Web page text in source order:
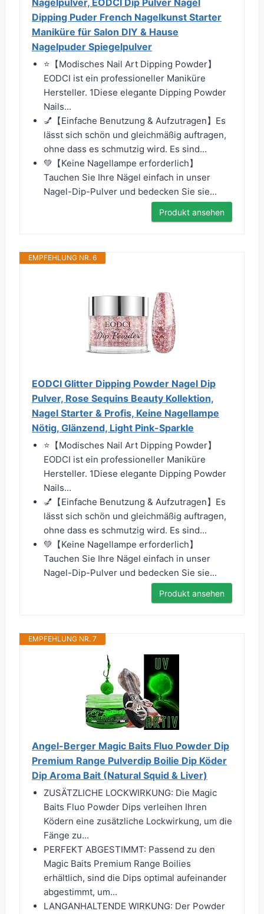
Nagelpulver, EODCI Dip Pulver Nagel
Dipping Puder French Nagelkunst Starter
Maniküre für Salon DIY & Hause
Nagelpuder Spiegelpulver
⭐【Modisches Nail Art Dipping Powder】
EODCI ist ein professioneller Maniküre
Hersteller. 1Diese elegante Dipping Powder
Nails...
💅【Einfache Benutzung & Aufzutragen】Es
lässt sich schön und gleichmäßig auftragen,
ohne dass es schmutzig wird. Es sind...
💚【Keine Nagellampe erforderlich】
Tauchen Sie Ihre Nägel einfach in unser
Nagel-Dip-Pulver und bedecken Sie sie...
Produkt ansehen
EMPFEHLUNG NR. 6
EODCI Glitter Dipping Powder Nagel Dip
Pulver, Rose Sequins Beauty Kollektion,
Nagel Starter & Profis, Keine Nagellampe
Nötig, Glänzend, Light Pink-Sparkle
⭐【Modisches Nail Art Dipping Powder】
EODCI ist ein professioneller Maniküre
Hersteller. 1Diese elegante Dipping Powder
Nails...
💅【Einfache Benutzung & Aufzutragen】Es
lässt sich schön und gleichmäßig auftragen,
ohne dass es schmutzig wird. Es sind...
💚【Keine Nagellampe erforderlich】
Tauchen Sie Ihre Nägel einfach in unser
Nagel-Dip-Pulver und bedecken Sie sie...
Produkt ansehen
EMPFEHLUNG NR. 7
Angel-Berger Magic Baits Fluo Powder Dip
Premium Range Pulverdip Boilie Dip Köder
Dip Aroma Bait (Natural Squid & Liver)
ZUSÄTZLICHE LOCKWIRKUNG: Die Magic
Baits Fluo Powder Dips verleihen Ihren
Ködern eine zusätzliche Lockwirkung, um die
Fänge zu...
PERFEKT ABGESTIMMT: Passend zu den
Magic Baits Premium Range Boilies
erhältlich, sind die Dips optimal aufeinander
abgestimmt, um...
LANGANHALTENDE WIRKUNG: Der Powder